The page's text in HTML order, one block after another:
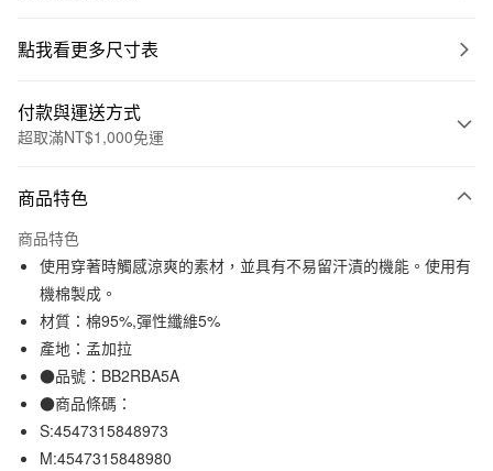
點我看更多尺寸表
付款與運送方式
超取滿NT$1,000免運
信用卡一次付款
信用卡分期付款
3 期 0 利率 每期
合作金庫商業銀行
華南商業銀行
上海商業儲蓄銀行
臺灣中小企業銀行
匯豐（台灣）商業銀行
聯邦商業銀行
超商取貨付款
LINE Pay
Apple Pay
街口支付
商品特色
商品特色
使用穿著時觸感涼爽的素材，並具有不易留汗漬的機能。使用有
機棉製成。
材質：棉95%,彈性纖維5%
產地：孟加拉
●品號：BB2RBA5A
●商品條碼：
S:4547315848973
M:4547315848980